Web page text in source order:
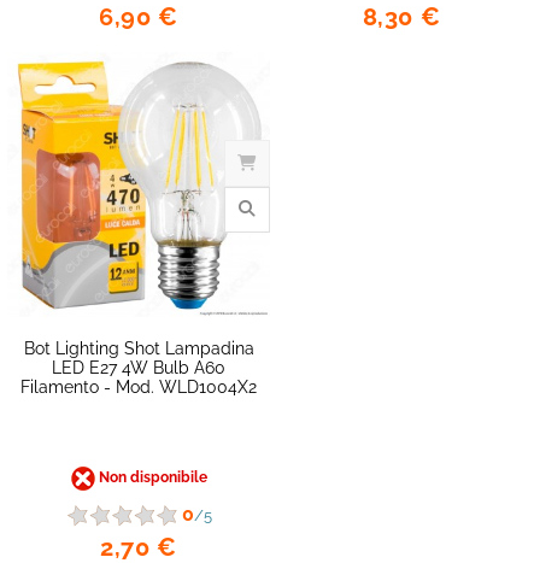
6,90 € 8,30 €
Bot Lighting Shot Lampadina
LED E27 4W Bulb A60
Filamento - Mod. WLD1004X2
Non disponibile
0/5
2,70 €